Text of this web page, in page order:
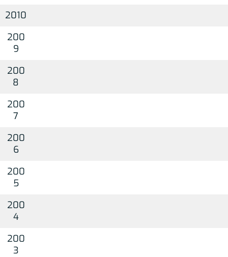
2010
200
9
200
8
200
7
200
6
200
5
200
4
200
3